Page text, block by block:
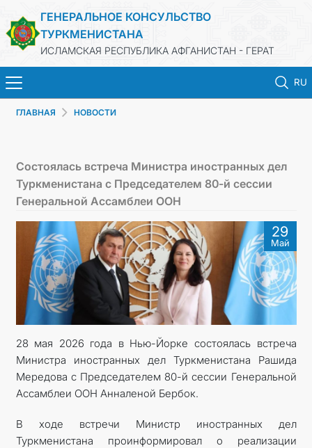
ГЕНЕРАЛЬНОЕ КОНСУЛЬСТВО
ТУРКМЕНИСТАНА
ИСЛАМСКАЯ РЕСПУБЛИКА АФГАНИСТАН - ГЕРАТ
RU
ТУРКМЕНИСТАН
КОНСУЛЬСКИЕ УСЛУГИ
МИД
КОНТАКТНЫЕ ДАННЫЕ
ГЛАВНАЯ НОВОСТИ
Состоялась встреча Министра иностранных дел
Туркменистана с Председателем 80-й сессии
Генеральной Ассамблеи ООН
29
Май
28 мая 2026 года в Нью-Йорке состоялась встреча
Министра иностранных дел Туркменистана Рашида
Мередова с Председателем 80-й сессии Генеральной
Ассамблеи ООН Анналеной Бербок.
В ходе встречи Министр иностранных дел
Туркменистана проинформировал о реализации